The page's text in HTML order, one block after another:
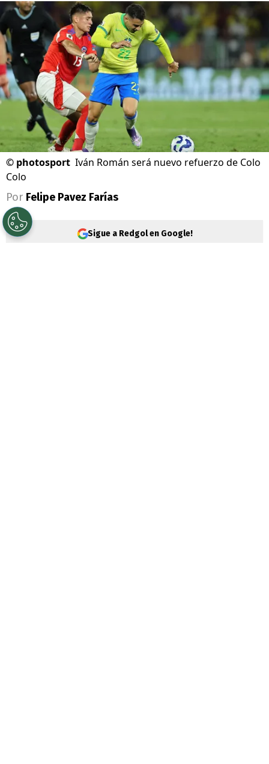
© photosport Iván Román será nuevo refuerzo de Colo
Colo
Por Felipe Pavez Farías
Sigue a Redgol en Google!